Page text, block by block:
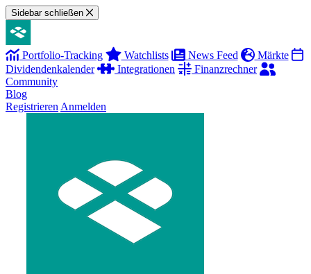
Sidebar schließen
Portfolio-Tracking Watchlists News Feed
Märkte
Dividendenkalender
Integrationen
Finanzrechner
Community
Blog
Registrieren Anmelden